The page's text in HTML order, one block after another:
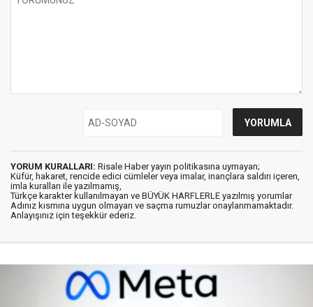
YORUM KURALLARI: Risale Haber yayın politikasına uymayan;
Küfür, hakaret, rencide edici cümleler veya imalar, inançlara saldırı içeren,
imla kuralları ile yazılmamış,
Türkçe karakter kullanılmayan ve BÜYÜK HARFLERLE yazılmış yorumlar
Adınız kısmına uygun olmayan ve saçma rumuzlar onaylanmamaktadır.
Anlayışınız için teşekkür ederiz.